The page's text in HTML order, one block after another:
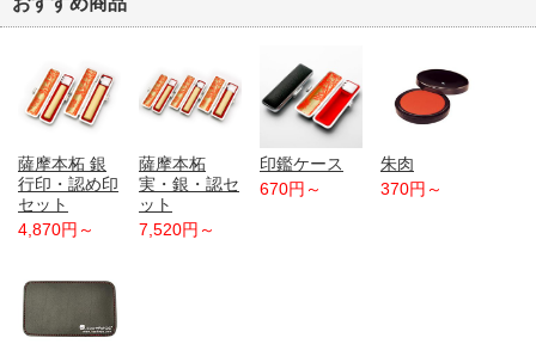
薩摩本柘 銀
行印・認め印
セット
4,870円～
薩摩本柘
実・銀・認セ
ット
7,520円～
印鑑ケース
670円～
朱肉
370円～